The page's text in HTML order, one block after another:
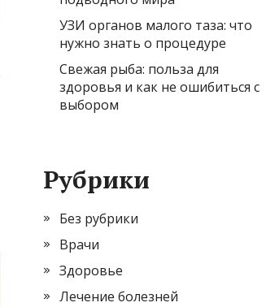
УЗИ органов малого таза: что
нужно знать о процедуре
Свежая рыба: польза для
здоровья и как не ошибиться с
выбором
Рубрики
Без рубрики
Врачи
Здоровье
Лечение болезней